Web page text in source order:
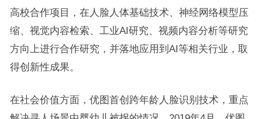
高校合作项目，在人脸人体基础技术、神经网络模型压
缩、视觉内容检索、工业AI研究、视频内容分析等研究
方向上进行合作研究，并落地应用到AI等相关行业，取
得创新性成果。
在社会价值方面，优图首创跨年龄人脸识别技术，重点